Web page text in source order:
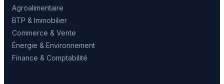
Agroalimentaire
BTP & Immobilier
Commerce & Vente
Énergie & Environnement
Finance & Comptabilité